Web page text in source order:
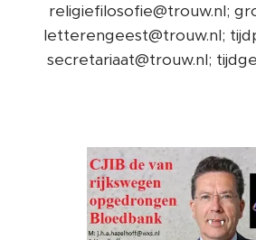
religiefilosofie@trouw.nl;
letterengeest@trouw.nl;
secretariaat@trouw.nl;